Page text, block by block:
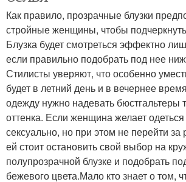
Как правило, прозрачные блузки
стройные женщины, чтобы
Блузка будет смотреться эффектно
если правильно подобрать под нее
Стилисты уверяют, что особенно
будет в летний день и в вечернее
одежду нужно надевать бюстгальтеры
оттенка. Если женщина желает
сексуально, но при этом не перейти за
ей стоит остановить свой выбор на
полупрозрачной блузке и подобрать
бежевого цвета.Мало кто знает о том,